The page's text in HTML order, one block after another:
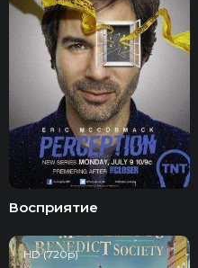
Восприятие
HD (720p)